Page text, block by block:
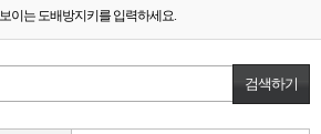
보이는 도배방지키를 입력하세요.